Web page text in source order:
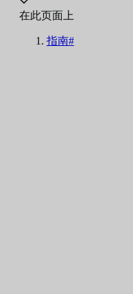
在此页面上
指南#